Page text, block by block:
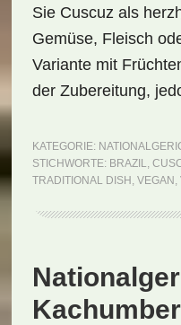
Sie Cuscuz als
Gemüse, Fleisch
Variante mit
der Zubereitung,
KATEGORIE:
STICHWORTE: BRAZIL,
TRADITIONAL DISH , VEGAN ,